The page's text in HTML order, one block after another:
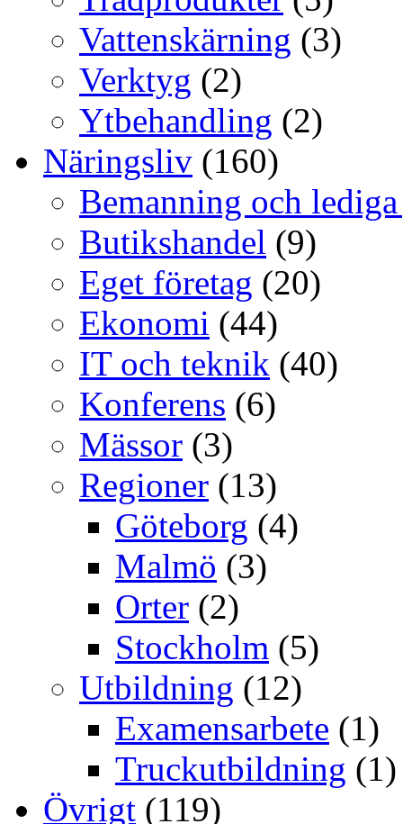
Vattenskärning (3)
Verktyg (2)
Ytbehandling (2)
Näringsliv (160)
Bemanning och
Butikshandel (9)
Eget företag (20)
Ekonomi (44)
IT och teknik (40)
Konferens (6)
Mässor (3)
Regioner (13)
Göteborg (4)
Malmö (3)
Orter (2)
Stockholm (5)
Utbildning (12)
Examensarbete (1)
Truckutbildning (1)
Övrigt (119)